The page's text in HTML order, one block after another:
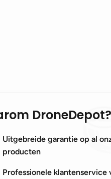
DroneDepot?
Uitgebreide garantie op al
producten
Professionele klantenservice